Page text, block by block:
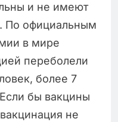
и не имеют
По официальным
в мире
переболели
более 7
бы вакцины
не